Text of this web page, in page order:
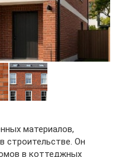
материалов,
строительстве. Он
в коттеджных